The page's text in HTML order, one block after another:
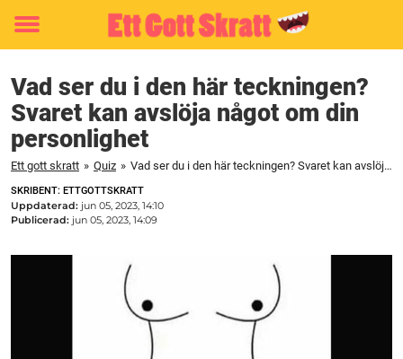
Toggle
Vad ser du i den här teckningen?
Svaret kan avslöja något om din
personlighet
Ett gott skratt » Quiz » Vad ser du i den här teckningen? Svaret kan avslöja något om din personlighet
SKRIBENT: ETTGOTTSKRATT
Uppdaterad: jun 05, 2023, 14:10
Publicerad: jun 05, 2023, 14:09